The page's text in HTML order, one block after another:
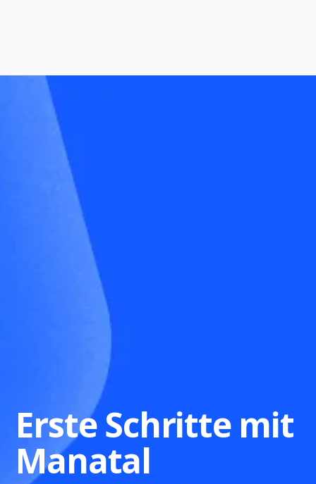
Erste Schritte mit
Manatal